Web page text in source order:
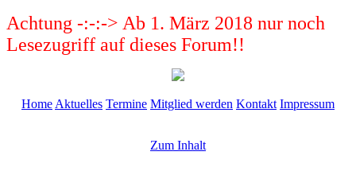
Achtung -:-:-> Ab 1. März 2018 nur noch
Lesezugriff auf dieses Forum!!
Home Aktuelles Termine Mitglied werden Kontakt Impressum
Zum Inhalt